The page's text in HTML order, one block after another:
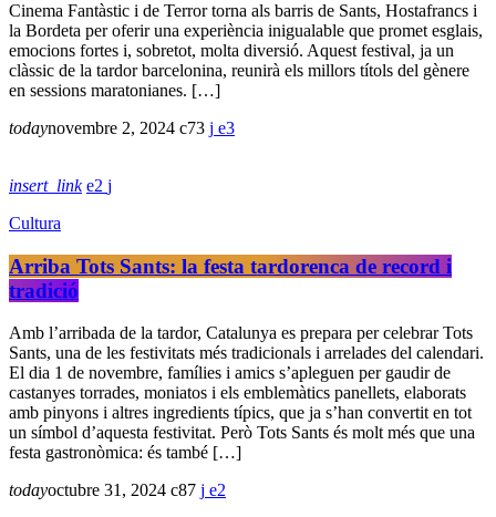
Cinema Fantàstic i de Terror torna als barris de Sants, Hostafrancs i
la Bordeta per oferir una experiència inigualable que promet esglais,
emocions fortes i, sobretot, molta diversió. Aquest festival, ja un
clàssic de la tardor barcelonina, reunirà els millors títols del gènere
en sessions maratonianes. […]
todaynovembre 2, 2024 73 3
insert_link
2
Cultura
Arriba Tots Sants: la festa tardorenca de record i
tradició
Amb l’arribada de la tardor, Catalunya es prepara per celebrar Tots
Sants, una de les festivitats més tradicionals i arrelades del calendari.
El dia 1 de novembre, famílies i amics s’apleguen per gaudir de
castanyes torrades, moniatos i els emblemàtics panellets, elaborats
amb pinyons i altres ingredients típics, que ja s’han convertit en tot
un símbol d’aquesta festivitat. Però Tots Sants és molt més que una
festa gastronòmica: és també […]
todayoctubre 31, 2024 87
2